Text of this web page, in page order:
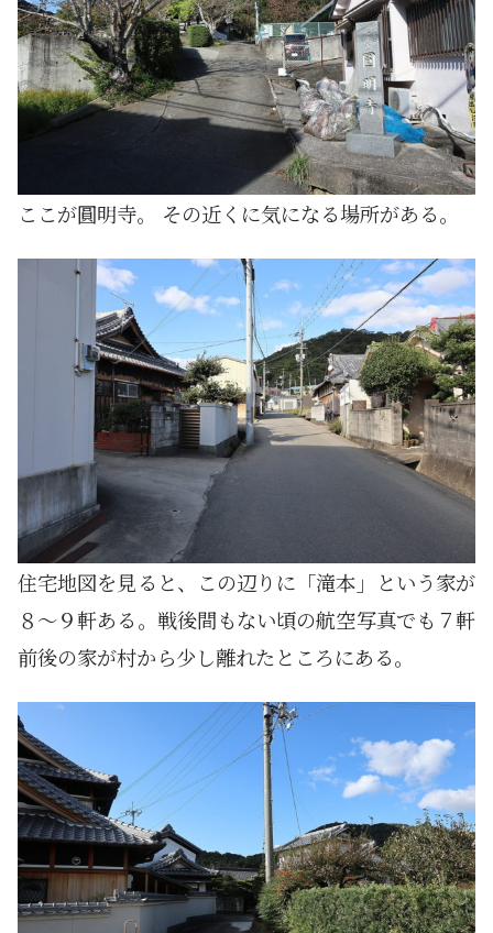
ここが圓明寺。 その近くに気になる場所がある。
住宅地図を見ると、この辺りに「滝本」という家が
８～９軒ある。戦後間もない頃の航空写真でも７軒
前後の家が村から少し離れたところにある。